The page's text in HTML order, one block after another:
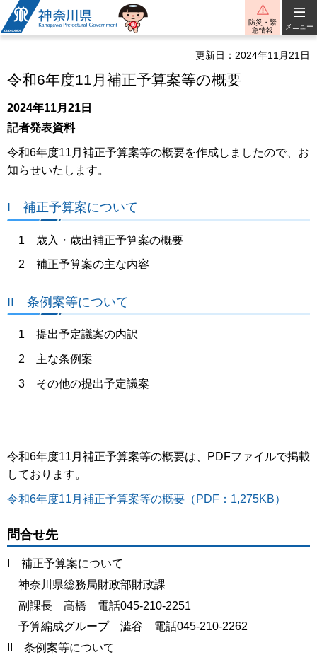
神奈川県
防災・緊
急情報
メニュー
更新日：2024年11月21日
令和6年度11月補正予算案等の概要
2024年11月21日
記者発表資料
令和6年度11月補正予算案等の概要を作成しましたので、お
知らせいたします。
I 補正予算案について
1 歳入・歳出補正予算案の概要
2 補正予算案の主な内容
II 条例案等について
1 提出予定議案の内訳
2 主な条例案
3 その他の提出予定議案
令和6年度11月補正予算案等の概要は、PDFファイルで掲載
しております。
令和6年度11月補正予算案等の概要（PDF：1,275KB）
問合せ先
I 補正予算案について
神奈川県総務局財政部財政課
副課長 髙橋 電話045-210-2251
予算編成グループ 澁谷 電話045-210-2262
II 条例案等について